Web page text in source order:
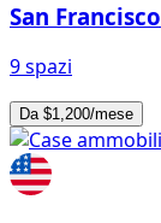
San Francisco
9 spazi
Da $1,200/mese